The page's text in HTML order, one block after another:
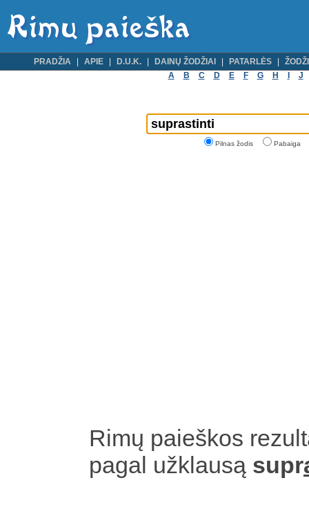
PRADŽIA APIE D.U.K. DAINŲ ŽODŽIAI PATARLĖS
A
B C D E F G H J
Pilnas žodis Pabaiga
Rimų paieškos
pagal užklausą supr